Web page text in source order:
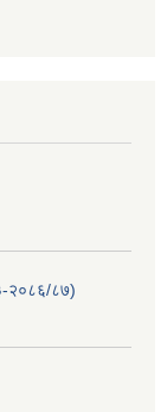
२०८६/८७)